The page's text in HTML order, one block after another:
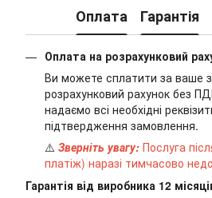
Оплата Гарантія
Оплата на розрахунковий
Ви можете сплатити за ваше
розрахунковий рахунок без
надаємо всі необхідні
підтвердження замовлення.
⚠️ Зверніть увагу: Послуга
платіж) наразі тимчасово
Гарантія від виробника 12